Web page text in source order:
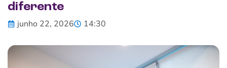
diferente
junho 22, 2026 14:30